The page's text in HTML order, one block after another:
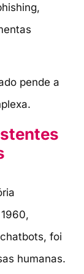
pende a
foi
humanas.